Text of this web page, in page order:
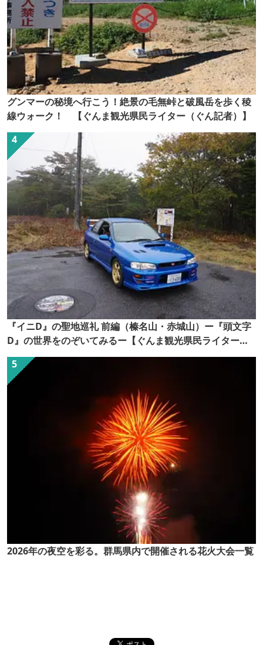
グンマーの秘境へ行こう！絶景の毛無峠と破風岳を歩く稜
線ウォーク！ 【ぐんま観光県民ライター（ぐん記者）】
『イニD』の聖地巡礼 前編（榛名山・赤城山）ー『頭文字
D』の世界をのぞいてみるー【ぐんま観光県民ライター
（ぐん記者）】
2026年の夜空を彩る。群馬県内で開催される花火大会一覧